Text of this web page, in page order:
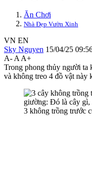
Ăn Chơi
Nhà Đẹp Vườn Xinh
VN EN
Sky Nguyen 15/04/25
A- A A+
Trong phong thủy người ta
và không treo 4 đồ vật này
3 không trồng trước